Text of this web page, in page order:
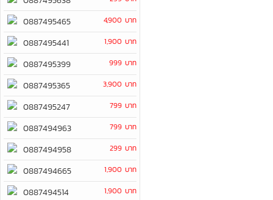
0887495465 4,900 บาท
0887495441 1,900 บาท
0887495399 999 บาท
0887495365 3,900 บาท
0887495247 799 บาท
0887494963 799 บาท
0887494958 299 บาท
0887494665 1,900 บาท
0887494514 1,900 บาท